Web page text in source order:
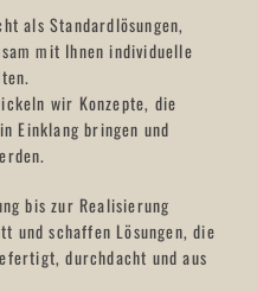
als Standardlösungen,
mit Ihnen individuelle
wir Konzepte, die
Einklang bringen und
bis zur Realisierung
schaffen Lösungen, die
durchdacht und aus